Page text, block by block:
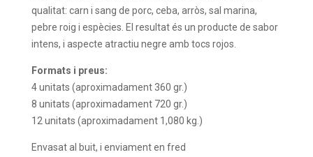
qualitat: carn i sang de porc, ceba, arròs, sal marina,
pebre roig i espècies. El resultat és un producte de sabor
intens, i aspecte atractiu negre amb tocs rojos.
Formats i preus:
4 unitats (aproximadament 360 gr.)
8 unitats (aproximadament 720 gr.)
12 unitats (aproximadament 1,080 kg.)
Envasat al buit, i enviament en fred